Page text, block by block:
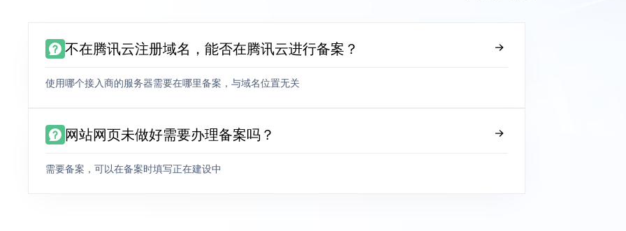
不在腾讯云注册域名，能否在腾讯云进行备案？
使用哪个接入商的服务器需要在哪里备案，与域名位置无关
网站网页未做好需要办理备案吗？
需要备案，可以在备案时填写正在建设中